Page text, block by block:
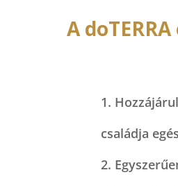
A
családja